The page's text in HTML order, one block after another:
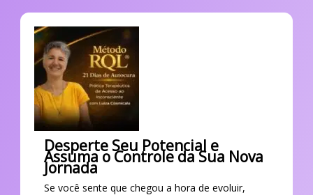
Desperte Seu Potencial e
Assuma o Controle da Sua Nova
Jornada
Se você sente que chegou a hora de evoluir,